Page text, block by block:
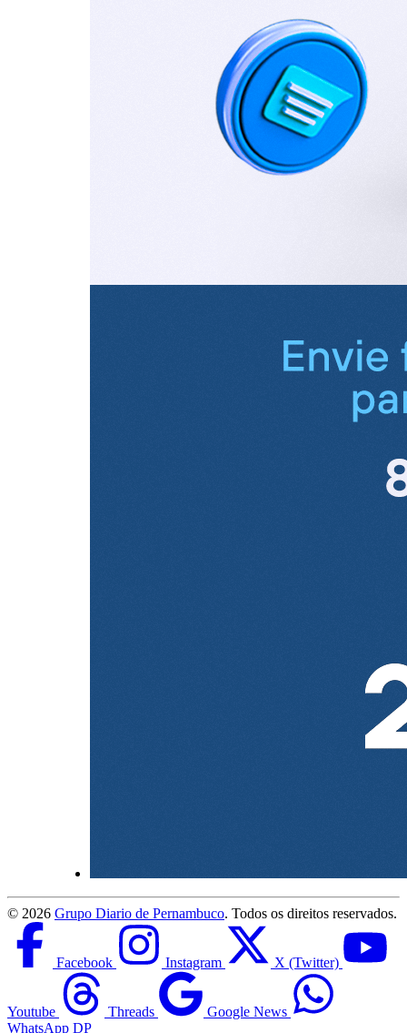
© 2026 Grupo Diario de Pernambuco. Todos os direitos reservados.
Facebook Instagram X (Twitter)
Youtube Threads
Google News
WhatsApp DP